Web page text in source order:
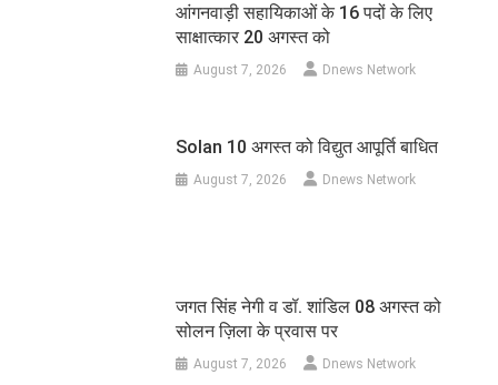
आंगनवाड़ी सहायिकाओं के 16 पदों के लिए
साक्षात्कार 20 अगस्त को
August 7, 2026 Dnews Network
Solan 10 अगस्त को विद्युत आपूर्ति बाधित
August 7, 2026 Dnews Network
जगत सिंह नेगी व डॉ. शांडिल 08 अगस्त को
सोलन ज़िला के प्रवास पर
August 7, 2026 Dnews Network